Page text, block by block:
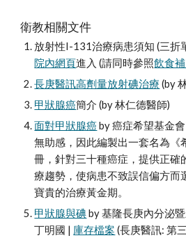
衛教相關文件
放射性I-131治療病患須知 (三折
院內網頁進入 (請同時參照飲食
長庚醫訊高劑量放射碘治療 (by
甲狀腺癌簡介 (by 林仁德醫師)
面對甲狀腺癌 by 癌症希望基金
無助感，因此編製出一套名為《
冊，針對三十種癌症，提供正確
療趨勢，使病患不致誤信偏方而
寶貴的治療黃金期。
甲狀腺與碘 by 基隆長庚內分泌
丁明國 | 庫存檔案 (長庚醫訊: 第